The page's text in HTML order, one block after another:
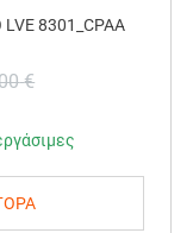
8301_CPAA
€